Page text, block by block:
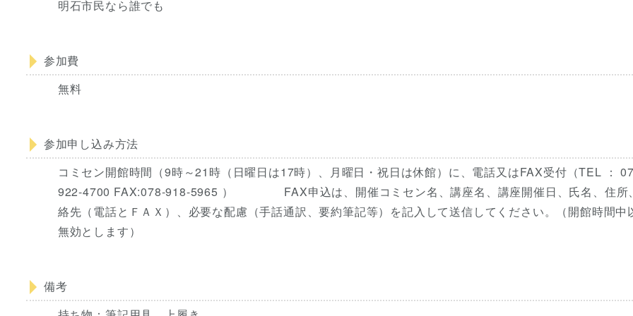
明石市民なら誰でも
参加費
無料
参加申し込み方法
コミセン開館時間（9時～21時（日曜日は17時）、月曜日・祝日は休館）に、電話又はFAX受付（TEL ：
922-4700 FAX:078-918-5965 ） FAX申込は、開催コミセン名、講座名、講座開催日、氏名、住所
絡先（電話とＦＡＸ）、必要な配慮（手話通訳、要約筆記等）を記入して送信してください。（開館時間中
無効とします）
備考